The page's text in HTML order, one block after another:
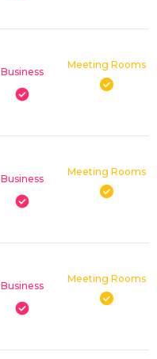
Business
Meeting Rooms
Business
Meeting Rooms
Business
Meeting Rooms